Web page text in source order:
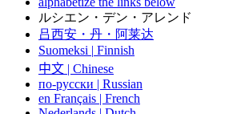
ルシエン・デン・アレンド
吕西安・丹・阿莱达
Suomeksi | Finnish
中文 | Chinese
по-русски | Russian
en Français | French